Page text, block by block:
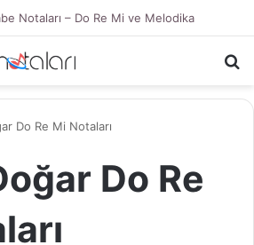
Notaları – Do Re Mi ve Melodika
Do Re Mi Notaları
Do Re